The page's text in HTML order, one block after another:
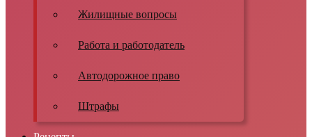
Жилищные вопросы
Работа и работодатель
Автодорожное право
Штрафы